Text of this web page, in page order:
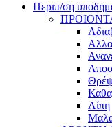
Περιπ/ση
Λίπη